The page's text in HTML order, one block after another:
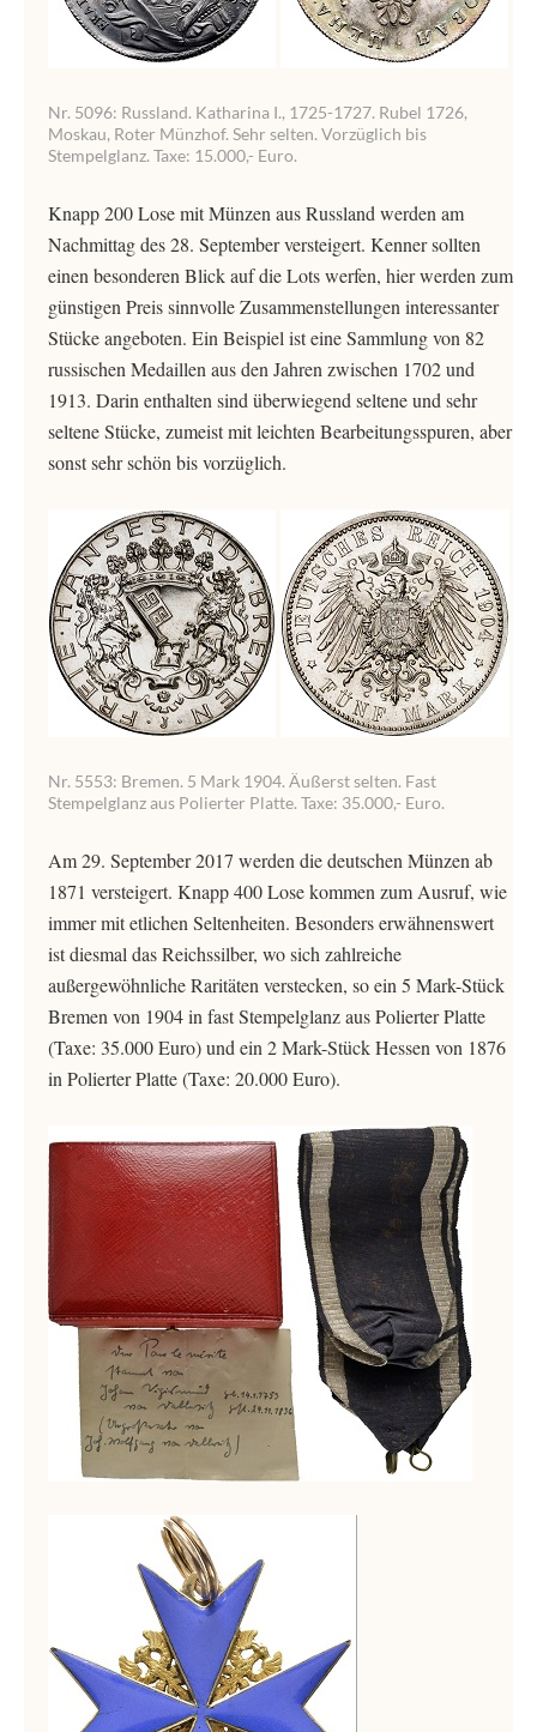
Nr. 5096: Russland. Katharina I., 1725-1727. Rubel 1726,
Moskau, Roter Münzhof. Sehr selten. Vorzüglich bis
Stempelglanz. Taxe: 15.000,- Euro.
Knapp 200 Lose mit Münzen aus Russland werden am
Nachmittag des 28. September versteigert. Kenner sollten
einen besonderen Blick auf die Lots werfen, hier werden zum
günstigen Preis sinnvolle Zusammenstellungen interessanter
Stücke angeboten. Ein Beispiel ist eine Sammlung von 82
russischen Medaillen aus den Jahren zwischen 1702 und
1913. Darin enthalten sind überwiegend seltene und sehr
seltene Stücke, zumeist mit leichten Bearbeitungsspuren, aber
sonst sehr schön bis vorzüglich.
Nr. 5553: Bremen. 5 Mark 1904. Äußerst selten. Fast
Stempelglanz aus Polierter Platte. Taxe: 35.000,- Euro.
Am 29. September 2017 werden die deutschen Münzen ab
1871 versteigert. Knapp 400 Lose kommen zum Ausruf, wie
immer mit etlichen Seltenheiten. Besonders erwähnenswert
ist diesmal das Reichssilber, wo sich zahlreiche
außergewöhnliche Raritäten verstecken, so ein 5 Mark-Stück
Bremen von 1904 in fast Stempelglanz aus Polierter Platte
(Taxe: 35.000 Euro) und ein 2 Mark-Stück Hessen von 1876
in Polierter Platte (Taxe: 20.000 Euro).